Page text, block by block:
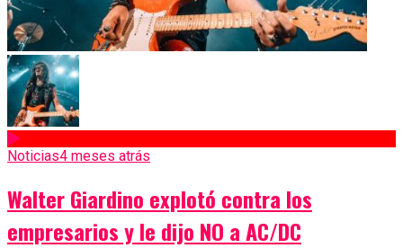
Noticias4 meses atrás
Walter Giardino explotó contra los
empresarios y le dijo NO a AC/DC